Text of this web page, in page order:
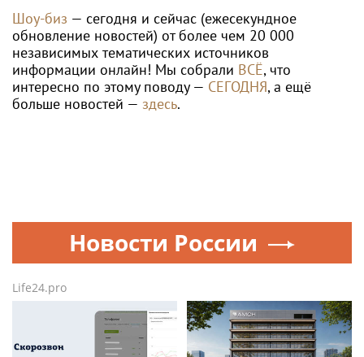
Шоу-биз — сегодня и сейчас (ежесекундное
обновление новостей) от более чем 20 000
независимых тематических источников
информации онлайн! Мы собрали ВСЁ, что
интересно по этому поводу — СЕГОДНЯ, а ещё
больше новостей — здесь.
Новости России
Life24.pro